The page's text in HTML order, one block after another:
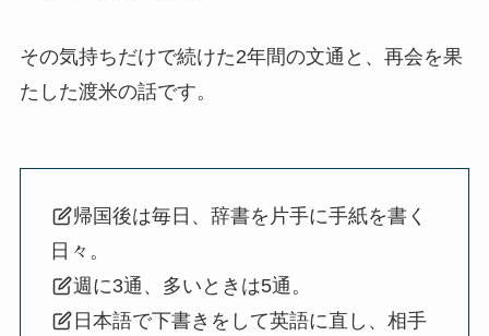
その気持ちだけで続けた2年間の文通と、再会を果
たした渡米の話です。
帰国後は毎日、辞書を片手に手紙を書く
日々。
週に3通、多いときは5通。
日本語で下書きをして英語に直し、相手